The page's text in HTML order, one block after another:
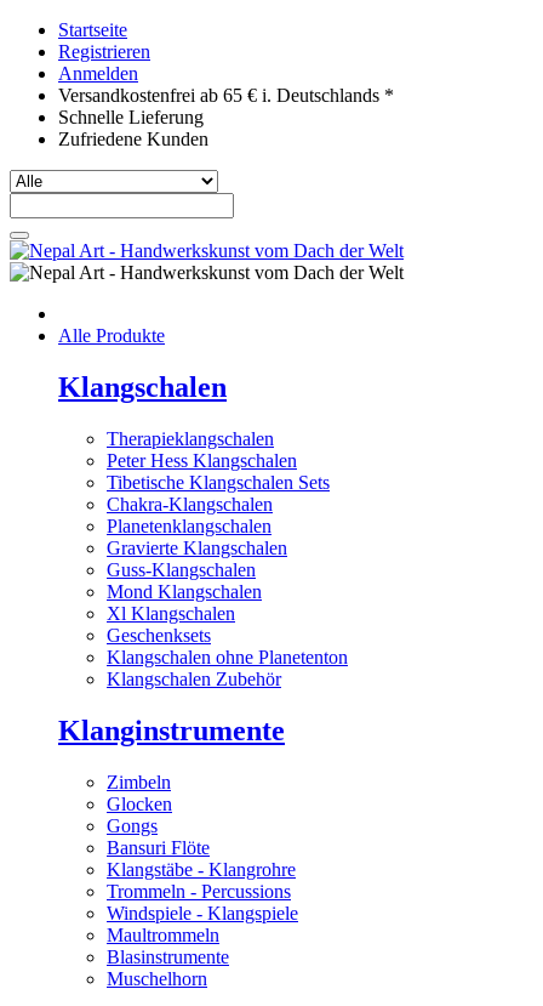
Startseite
Registrieren
Anmelden
Versandkostenfrei ab 65 € i. Deutschlands *
Schnelle Lieferung
Zufriedene Kunden
Alle Produkte
Klangschalen
Therapieklangschalen
Peter Hess Klangschalen
Tibetische Klangschalen Sets
Chakra-Klangschalen
Planetenklangschalen
Gravierte Klangschalen
Guss-Klangschalen
Mond Klangschalen
Xl Klangschalen
Geschenksets
Klangschalen ohne Planetenton
Klangschalen Zubehör
Klanginstrumente
Zimbeln
Glocken
Gongs
Bansuri Flöte
Klangstäbe - Klangrohre
Trommeln - Percussions
Windspiele - Klangspiele
Maultrommeln
Blasinstrumente
Muschelhorn